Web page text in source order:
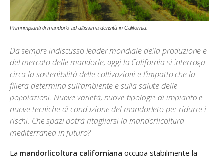
Primi impianti di mandorlo ad altissima densità in California.
Da sempre indiscusso leader mondiale della produzione e
del mercato delle mandorle, oggi la California si interroga
circa la sostenibilità delle coltivazioni e l’impatto che la
filiera determina sull’ambiente e sulla salute delle
popolazioni. Nuove varietà, nuove tipologie di impianto e
nuove tecniche di conduzione del mandorleto per ridurre i
rischi. Che spazi potrà ritagliarsi la mandorlicoltura
mediterranea in futuro?
La mandorlicoltura californiana occupa stabilmente la